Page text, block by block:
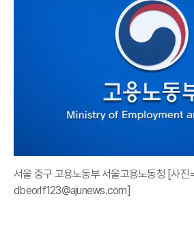
서울 중구 고용노동부 서울고용노동청 [사진
dbeorlf123@ajunews.com]